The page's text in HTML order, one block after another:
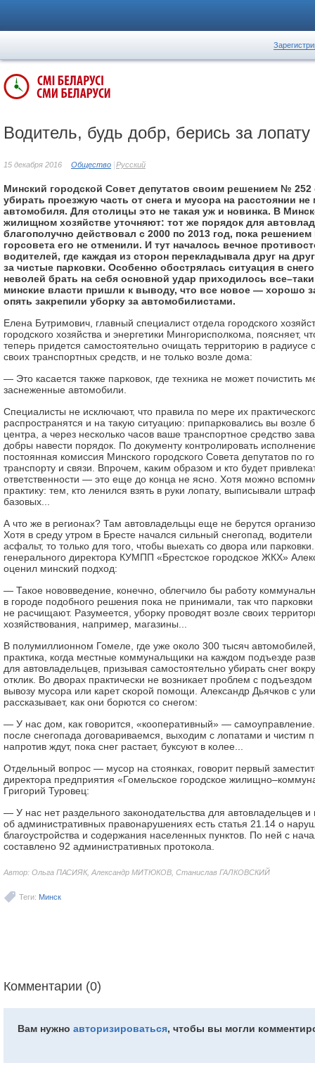
Водитель, будь добр, берись за лопату
15 декабря 2016 Общество Русский
Минский городской Совет депутатов своим решением № 252
убирать проезжую часть от снега и мусора на расстоянии
автомобиля. Для столицы это не такая уж и новинка. В
жилищном хозяйстве уточняют: тот же порядок для
благополучно действовал с 2000 по 2013 год, пока
горсовета его не отменили. И тут началось вечное
водителей, где каждая из сторон перекладывала друг на
за чистые парковки. Особенно обострялась ситуация в
неволей брать на себя основной удар приходилось
минские власти пришли к выводу, что все новое — хорошо
опять закрепили уборку за автомобилистами.
Елена Бутримович, главный специалист отдела городского
городского хозяйства и энергетики Мингорисполкома, поясняет,
теперь придется самостоятельно очищать территорию в радиусе
своих транспортных средств, и не только возле дома:
— Это касается также парковок, где техника не может почистить
заснеженные автомобили.
Специалисты не исключают, что правила по мере их
распространятся и на такую ситуацию: припарковались вы возле
центра, а через несколько часов ваше транспортное средство
добры навести порядок. По документу контролировать
постоянная комиссия Минского городского Совета депутатов по
транспорту и связи. Впрочем, каким образом и кто будет
ответственности — это еще до конца не ясно. Хотя можно
практику: тем, кто ленился взять в руки лопату, выписывали
базовых...
А что же в регионах? Там автовладельцы еще не берутся
Хотя в среду утром в Бресте начался сильный снегопад,
асфальт, то только для того, чтобы выехать со двора или
генерального директора КУМПП «Брестское городское ЖКХ»
оценил минский подход:
— Такое нововведение, конечно, облегчило бы работу
в городе подобного решения пока не принимали, так что
не расчищают. Разумеется, уборку проводят возле своих
хозяйствования, например, магазины...
В полумиллионном Гомеле, где уже около 300 тысяч
практика, когда местные коммунальщики на каждом подъезде
для автовладельцев, призывая самостоятельно убирать снег
отклик. Во дворах практически не возникает проблем с
вывозу мусора или карет скорой помощи. Александр Дьячков с
рассказывает, как они борются со снегом:
— У нас дом, как говорится, «кооперативный» —
после снегопада договариваемся, выходим с лопатами и чистим
напротив ждут, пока снег растает, буксуют в колее...
Отдельный вопрос — мусор на стоянках, говорит первый
директора предприятия «Гомельское городское
Григорий Туровец:
— У нас нет раздельного законодательства для автовладельцев
об административных правонарушениях есть статья 21.14 о
благоустройства и содержания населенных пунктов. По ней с
составлено 92 административных протокола.
Автор: Ольга ПАСИЯК, Александр МИТЮКОВ, Станислав ГАЛКОВСКИЙ
Теги: Минск
Комментарии (0)
Вам нужно авторизироваться, чтобы вы могли